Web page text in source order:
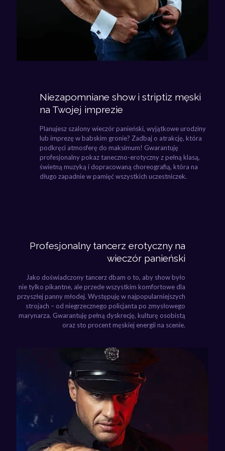
Niezapomniane show i striptiz męski
na Twojej imprezie
Planujesz szalony wieczór panieński, wyjątkowe urodziny
lub imprezę w babskim gronie? Zadbaj o atrakcję, która
podkręci atmosferę do maksimum! Gwarantuję
profesjonalny pokaz taneczno-erotyczny z pełną klasą,
świetną muzyką i dopracowaną choreografią, która na
długo zapadnie w pamięć wszystkich uczestniczek.
Profesjonalny tancerz erotyczny na
wieczór panieński
Jako doświadczony tancerz dbam o to, aby show było
nie tylko pikantne, ale przede wszystkim komfortowe dla
przyszłej panny młodej. Występuję w najpopularniejszych
strojach – od niegrzecznego policjanta po zmysłowego
marynarza. Gwarantuję pełną dyskrecję, kulturę osobistą
oraz sto procent męskiej energii na scenie.